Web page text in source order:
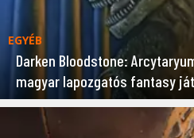
EGYÉB
Darken Bloodstone:
magyar lapozgatós fantasy